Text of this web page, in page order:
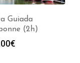
Guiada
(2h)
€